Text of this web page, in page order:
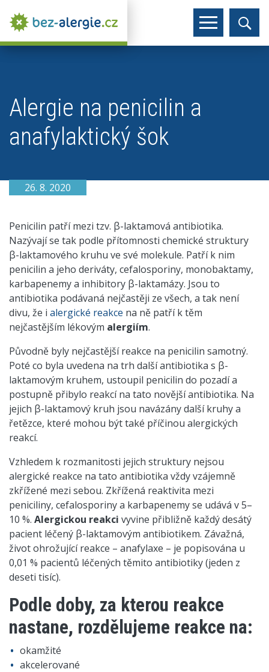
Alergie na penicilin a
anafylaktický šok
26. 8. 2020
Penicilin patří mezi tzv. β-laktamová antibiotika.
Nazývají se tak podle přítomnosti chemické struktury
β-laktamového kruhu ve své molekule. Patří k nim
penicilin a jeho deriváty, cefalosporiny, monobaktamy,
karbapenemy a inhibitory β-laktamázy. Jsou to
antibiotika podávaná nejčastěji ze všech, a tak není
divu, že i alergické reakce na ně patří k těm
nejčastějším lékovým alergiím.
Původně byly nejčastější reakce na penicilin samotný.
Poté co byla uvedena na trh další antibiotika s β-
laktamovým kruhem, ustoupil penicilin do pozadí a
postupně přibylo reakcí na tato novější antibiotika. Na
jejich β-laktamový kruh jsou navázány další kruhy a
řetězce, které mohou být také příčinou alergických
reakcí.
Vzhledem k rozmanitosti jejich struktury nejsou
alergické reakce na tato antibiotika vždy vzájemně
zkřížené mezi sebou. Zkřížená reaktivita mezi
peniciliny, cefalosporiny a karbapenemy se udává v 5–
10 %. Alergickou reakci vyvine přibližně každý desátý
pacient léčený β-laktamovým antibiotikem. Závažná,
život ohrožující reakce – anafylaxe – je popisována u
0,01 % pacientů léčených těmito antibiotiky (jeden z
deseti tisíc).
Podle doby, za kterou reakce
nastane, rozdělujeme reakce na:
okamžité
akcelerované